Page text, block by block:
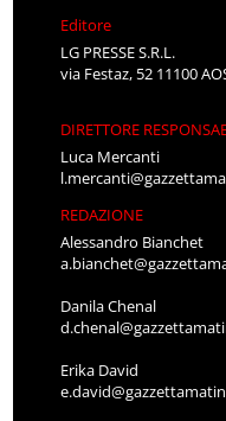
Editore
LG PRESSE S.R.L.
via Festaz, 52 11100
DIRETTORE
Luca Mercanti
REDAZIONE
Alessandro Bianchet
Danila Chenal
Erika David